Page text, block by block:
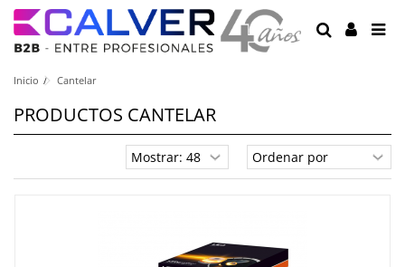
Inicio Cantelar
PRODUCTOS CANTELAR